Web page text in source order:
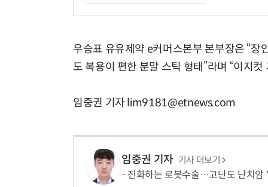
우승표 유유제약 e커머스본부 본부장은 “
도 복용이 편한 분말 스틱 형태”라며 “이지
임중권 기자 lim9181@etnews.com
임중권 기자 기사 더보기
진화하는 로봇수술…고난도 난치암